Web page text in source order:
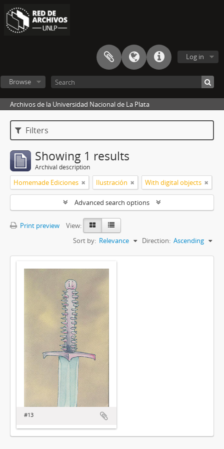
Log in
Browse
Archivos de la Universidad Nacional de La Plata
Filters
Showing 1 results
Archival description
Homemade Ediciones Ilustración With digital objects
Advanced search options
Print preview
View:
Sort by: Relevance Direction: Ascending
#13